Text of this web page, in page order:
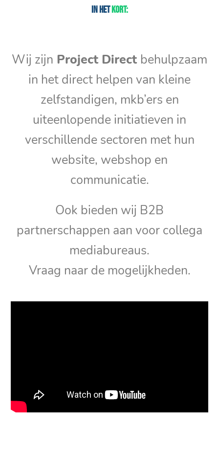
In hetkort:
Wij zijn Project Direct behulpzaam
in het direct helpen van kleine
zelfstandigen, mkb’ers en
uiteenlopende initiatieven in
verschillende sectoren met hun
website, webshop en
communicatie.
Ook bieden wij B2B
partnerschappen aan voor collega
mediabureaus.
Vraag naar de mogelijkheden.